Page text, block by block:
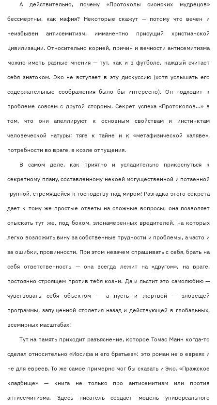
А действительно, почему «Протоколы сионских мудрецов»
бессмертны, как мафия? Некоторые скажут — потому что вечен и
неизбывен антисемитизм, имманентно присущий христианской
цивилизации. Относительно корней, причин и вечности антисемитизма
можно иметь разные мнения — тут, как и в футболе, каждый считает
себя знатоком. Эко не вступает в эту дискуссию (хотя услышать его
содержательные соображения было бы интересно). Он подходит к
проблеме совсем с другой стороны. Секрет успеха «Протоколов…» в
том, что они апеллируют к основным свойствам и инстинктам
человеческой натуры: тяге к тайне и к «метафизической халяве»,
потребности во враге, в козле отпущения.
В самом деле, как приятно и усладительно прикоснуться к
секретному плану, составленному некоей могущественной и потаенной
группой, стремящейся к господству над миром! Разгадка этого секрета
дает к тому же простые ответы на сложные вопросы, она позволяет
отыскать тут же, под боком, злонамеренных вредителей, на которых
легко возложить вину за собственные трудности и проблемы, а часто и
за ошибки, провинности. При этом незачем спрашивать с себя, брать на
себя ответственность — она всегда лежит на «другом», на враге,
постоянно строящем против тебя козни. Да и льстит это самолюбию —
чувствовать себя объектом — а пусть и жертвой — зловещей
программы, запущенной столетия назад и действующей в глобальных,
всемирных масштабах!
Тут на память приходит разъяснение, которое Томас Манн когда-то
сделал относительно «Иосифа и его братьев»: это роман не о евреях и
не для евреев. То же самое примерно мог бы сказать и Эко. «Пражское
кладбище» — книга не только про антисемитизм или против
антисемитизма. Здесь писатель создает модель универсального